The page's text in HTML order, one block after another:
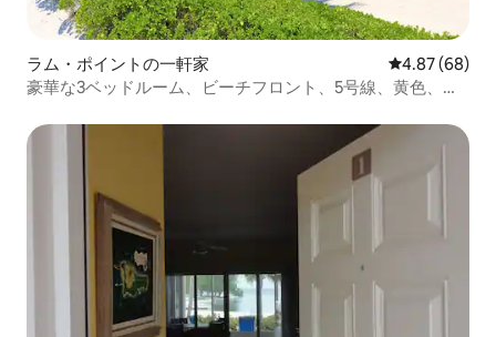
ラム・ポイントの一軒家 レビュー68
4.87 (68)
豪華な3ベッドルーム、ビーチフロント、5号線、黄色、絶